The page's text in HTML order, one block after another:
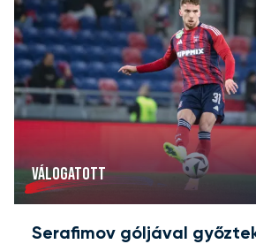
VÁLOGATOTT
Serafimov góljával